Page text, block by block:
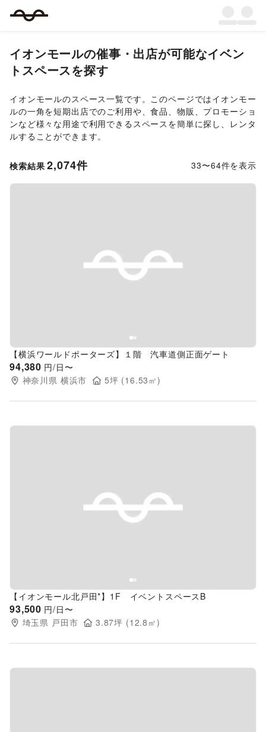
イオンモールの催事・出店が可能なイベン
トスペースを探す
イオンモールのスペース一覧です。このページではイオンモー
ルの一角を短期出店でのご利用や、食品、物販、プロモーショ
ンなど様々な用途で利用できるスペースを簡単に探し、レンタ
ルすることができます。
検索結果 2,074件 33〜64件を表示
Previous slide
【横浜ワールドポーターズ】１階 汽車道側正面ゲート
94,380 円/日〜
神奈川県 横浜市 5坪 (16.53 ㎡)
Previous slide
【イオンモール北戸田*】1F イベントスペースB
93,500 円/日〜
埼玉県 戸田市 3.87坪 (12.8 ㎡)